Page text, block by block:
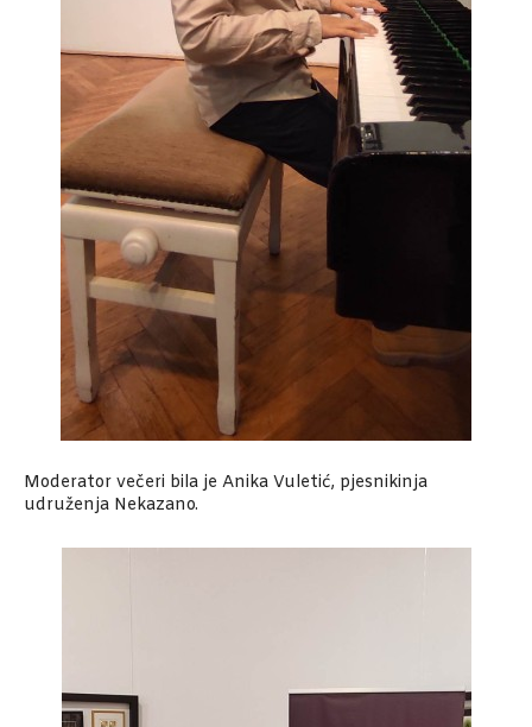
Moderator večeri bila je Anika Vuletić, pjesnikinja
udruženja Nekazano.